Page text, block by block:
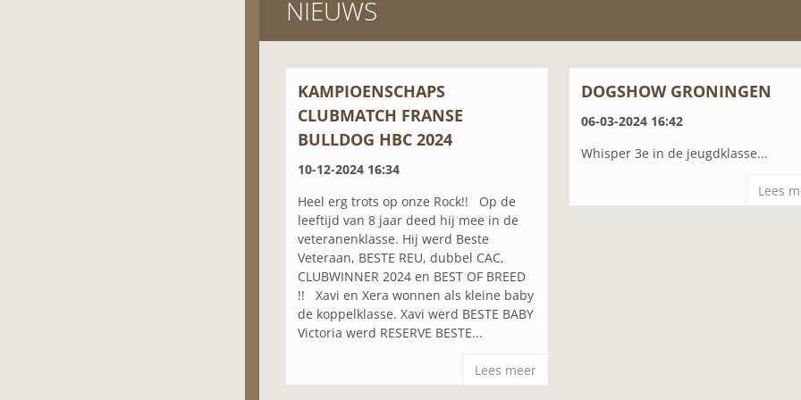
NIEUWS
KAMPIOENSCHAPS
CLUBMATCH FRANSE
BULLDOG HBC 2024
10-12-2024 16:34
Heel erg trots op onze Rock!! Op de
leeftijd van 8 jaar deed hij mee in de
veteranenklasse. Hij werd Beste
Veteraan, BESTE REU, dubbel CAC,
CLUBWINNER 2024 en BEST OF BREED
!! Xavi en Xera wonnen als kleine baby
de koppelklasse. Xavi werd BESTE BABY
Victoria werd RESERVE BESTE...
Lees meer
DOGSHOW GRONINGEN
06-03-2024 16:42
Whisper 3e in de jeugdklasse...
Lees